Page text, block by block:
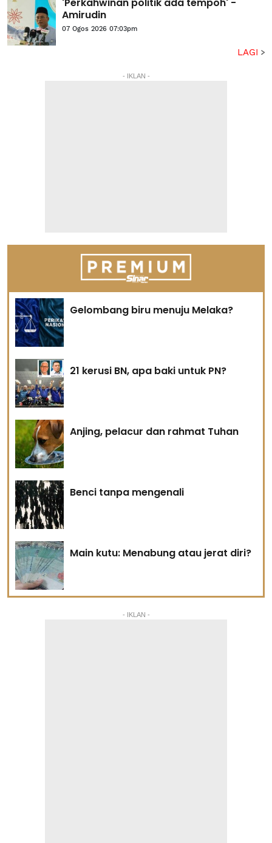
Amirudin
07 Ogos 2026 07:03pm
LAGI
- IKLAN -
Gelombang biru menuju Melaka?
21 kerusi BN, apa baki untuk PN?
Anjing, pelacur dan rahmat Tuhan
Benci tanpa mengenali
Main kutu: Menabung atau jerat diri?
- IKLAN -